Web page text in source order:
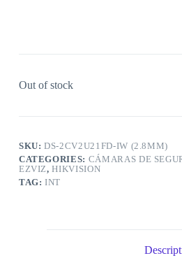
Out of stock
SKU:DS-2CV2U21FD-IW (2.8MM)
CATEGORIES: CÁMARAS DE
EZVIZ,HIKVISION
TAG:INT